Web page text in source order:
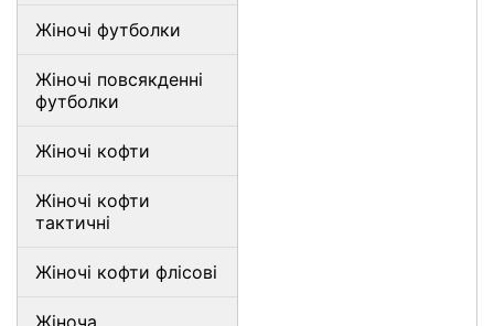
Жіночі футболки
Жіночі повсякденні
футболки
Жіночі кофти
Жіночі кофти
тактичні
Жіночі кофти флісові